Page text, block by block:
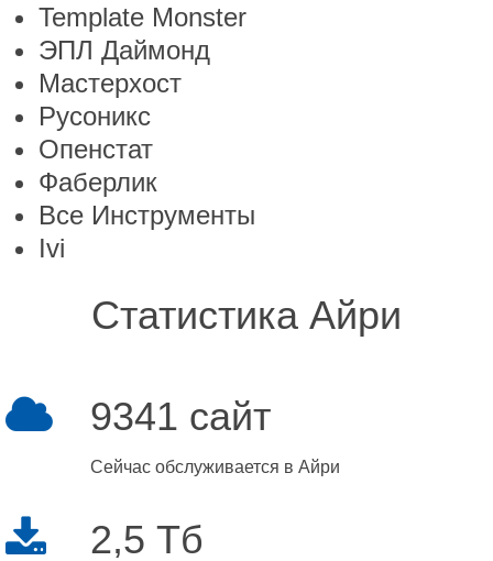
Template Monster
ЭПЛ Даймонд
Мастерхост
Русоникс
Опенстат
Фаберлик
Все Инструменты
Ivi
Статистика Айри
9341 сайт
Сейчас обслуживается в Айри
2,5 Тб